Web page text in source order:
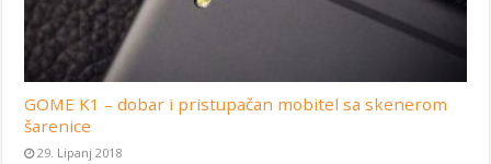
GOME K1 – dobar i pristupačan mobitel sa skenerom
šarenice
29. Lipanj 2018